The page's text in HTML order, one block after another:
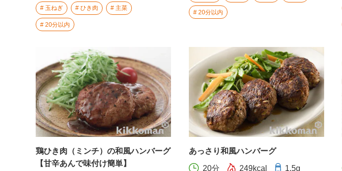
玉ねぎ ひき肉 主菜
20分以内
20分以内
鶏ひき肉（ミンチ）の和風ハンバーグ
【甘辛あんで味付け簡単】
あっさり和風ハンバーグ
20分 249kcal 1.5g